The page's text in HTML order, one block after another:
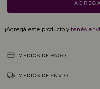
¡Agregá este producto ytenés
MEDIOS DE PAGO
MEDIOS DE ENVÍO